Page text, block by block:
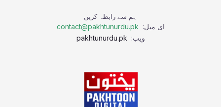
ہم سے رابطہ کریں
ای میل: contact@pakhtunurdu.pk
ویب: